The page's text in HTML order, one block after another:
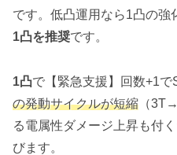
です。低凸運用なら1凸の強
1凸を推奨です。
1凸で【緊急支援】回数+1で
の発動サイクルが短縮 （
る電属性ダメージ上昇も付
びます。